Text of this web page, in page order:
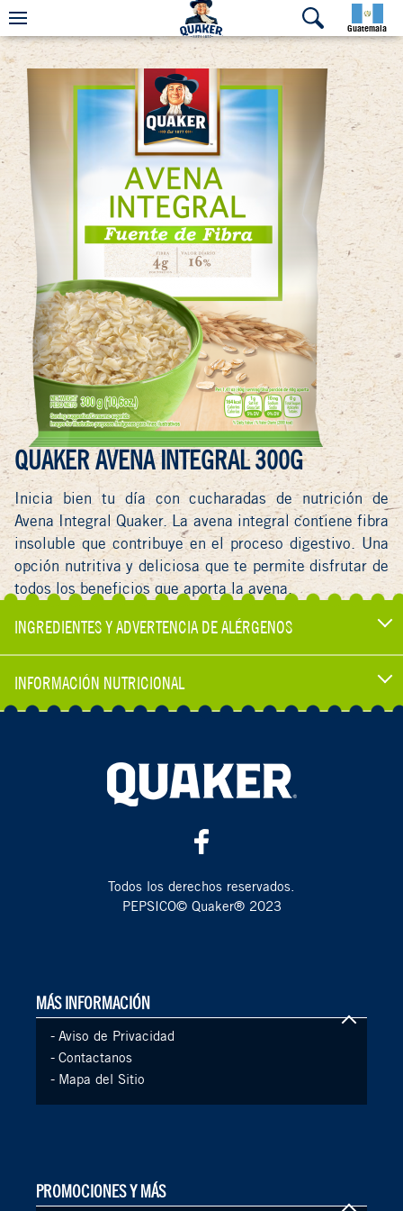
Guatemala
QUAKER AVENA INTEGRAL 300G
Inicia bien tu día con cucharadas de nutrición de
Avena Integral Quaker. La avena integral contiene fibra
insoluble que contribuye en el proceso digestivo. Una
opción nutritiva y deliciosa que te permite disfrutar de
todos los beneficios que aporta la avena.
INGREDIENTES Y ADVERTENCIA DE ALÉRGENOS
INFORMACIÓN NUTRICIONAL
Todos los derechos reservados.
PEPSICO© Quaker® 2023
MÁS INFORMACIÓN
- Aviso de Privacidad
- Contactanos
- Mapa del Sitio
PROMOCIONES Y MÁS